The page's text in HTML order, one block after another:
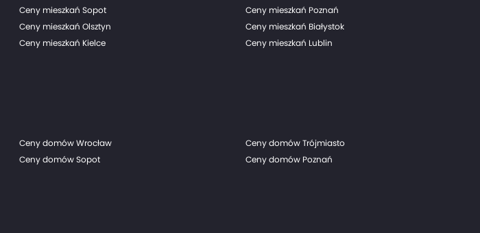
Ceny mieszkań Sopot
Ceny mieszkań Poznań
Ceny mieszkań Olsztyn
Ceny mieszkań Białystok
Ceny mieszkań Kielce
Ceny mieszkań Lublin
Ceny domów Wrocław
Ceny domów Trójmiasto
Ceny domów Sopot
Ceny domów Poznań